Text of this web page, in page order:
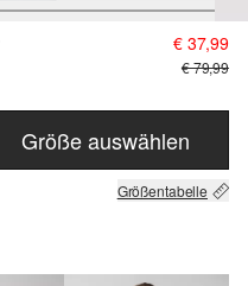
€ 37,99
€ 79,99
Größe auswählen
Größentabelle